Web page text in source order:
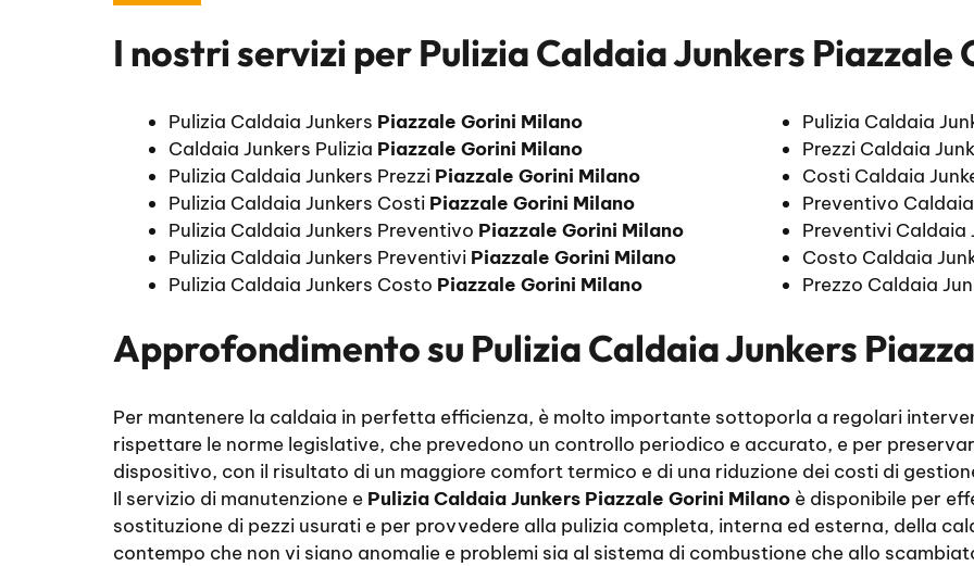
I nostri servizi perPulizia Caldaia Junkers Piazzale
Pulizia Caldaia Junkers Piazzale Gorini Milano
Caldaia Junkers Pulizia Piazzale Gorini Milano
Pulizia Caldaia Junkers Prezzi Piazzale Gorini Milano
Pulizia Caldaia Junkers Costi Piazzale Gorini Milano
Pulizia Caldaia Junkers Preventivo Piazzale Gorini Milano
Pulizia Caldaia Junkers Preventivi Piazzale Gorini Milano
Pulizia Caldaia Junkers Costo Piazzale Gorini Milano
Pulizia Caldaia
Prezzi Caldaia
Costi Caldaia
Preventivo
Preventivi Caldaia
Costo Caldaia
Prezzo Caldaia
Approfondimento su Pulizia Caldaia Junkers
Per mantenere la caldaia in perfetta efficienza, è molto importante sottoporla a regolari
rispettare le norme legislative, che prevedono un controllo periodico e accurato, e per
dispositivo, con il risultato di un maggiore comfort termico e di una riduzione dei costi di
Il servizio di manutenzione e Pulizia Caldaia Junkers Piazzale Gorini Milano è disponibile per
sostituzione di pezzi usurati e per provvedere alla pulizia completa, interna ed esterna, della
contempo che non vi siano anomalie e problemi sia al sistema di combustione che allo